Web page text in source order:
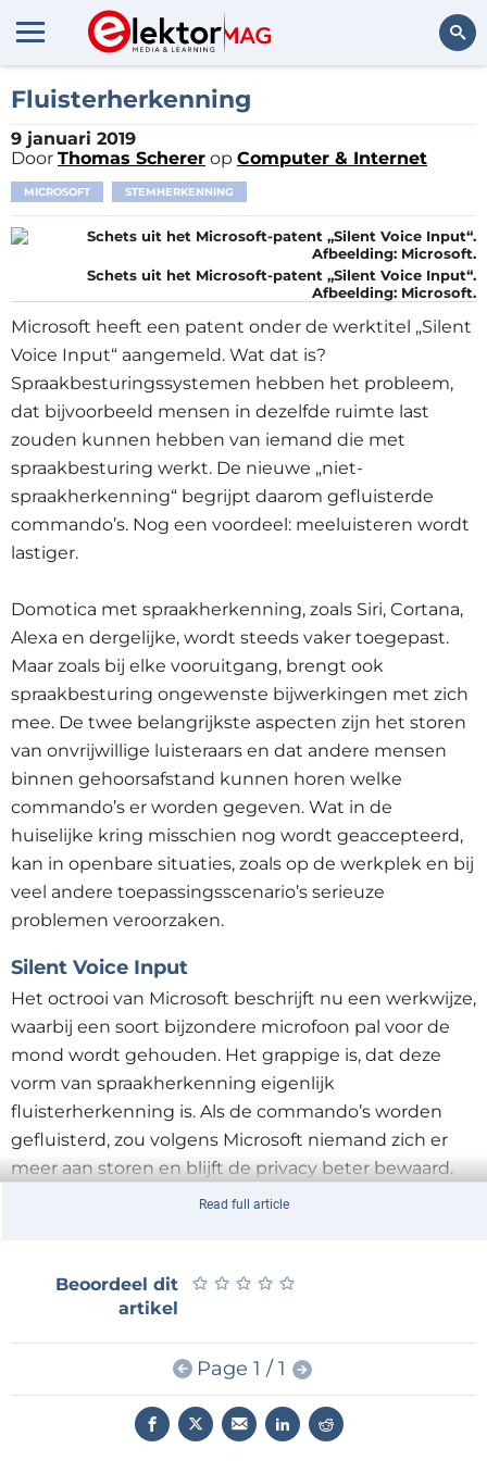
Fluisterherkenning
9 januari 2019
Door Thomas Scherer op Computer & Internet
MICROSOFT STEMHERKENNING
Schets uit het Microsoft-patent „Silent Voice Input“.
Afbeelding: Microsoft.
Microsoft heeft een patent onder de werktitel „Silent
Voice Input“ aangemeld. Wat dat is?
Spraakbesturingssystemen hebben het probleem,
dat bijvoorbeeld mensen in dezelfde ruimte last
zouden kunnen hebben van iemand die met
spraakbesturing werkt. De nieuwe „niet-
spraakherkenning“ begrijpt daarom gefluisterde
commando’s. Nog een voordeel: meeluisteren wordt
lastiger.
Domotica met spraakherkenning, zoals Siri, Cortana,
Alexa en dergelijke, wordt steeds vaker toegepast.
Maar zoals bij elke vooruitgang, brengt ook
spraakbesturing ongewenste bijwerkingen met zich
mee. De twee belangrijkste aspecten zijn het storen
van onvrijwillige luisteraars en dat andere mensen
binnen gehoorsafstand kunnen horen welke
commando’s er worden gegeven. Wat in de
huiselijke kring misschien nog wordt geaccepteerd,
kan in openbare situaties, zoals op de werkplek en bij
veel andere toepassingsscenario’s serieuze
problemen veroorzaken.
Silent Voice Input
Het octrooi van Microsoft beschrijft nu een werkwijze,
waarbij een soort bijzondere microfoon pal voor de
mond wordt gehouden. Het grappige is, dat deze
vorm van spraakherkenning eigenlijk
fluisterherkenning is. Als de commando’s worden
gefluisterd, zou volgens Microsoft niemand zich er
meer aan storen en blijft de privacy beter bewaard.
Om precies te zijn gaat het niet om normaal
Geen enkele omstander zou dat moeten kunnen
In de video over een demonstratie van deze techniek
kunnen we zien, dat er spraakherkenning
plaatsvindt, zonder dat we iets kunnen horen. Vooraf
Read full article
Beoordeel dit
artikel
★ ★ ★ ★ ★
★ ★ ★ ★ ★
Page 1 / 1